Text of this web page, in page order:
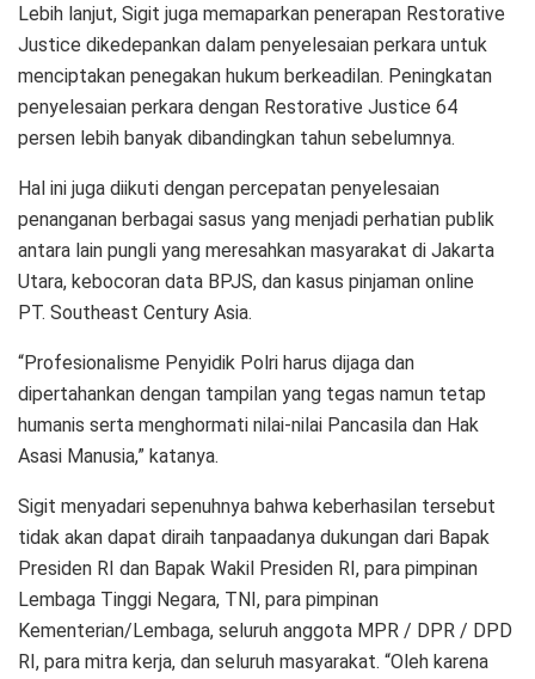
Lebih lanjut, Sigit juga memaparkan penerapan Restorative
Justice dikedepankan dalam penyelesaian perkara untuk
menciptakan penegakan hukum berkeadilan. Peningkatan
penyelesaian perkara dengan Restorative Justice 64
persen lebih banyak dibandingkan tahun sebelumnya.
Hal ini juga diikuti dengan percepatan penyelesaian
penanganan berbagai sasus yang menjadi perhatian publik
antara lain pungli yang meresahkan masyarakat di Jakarta
Utara, kebocoran data BPJS, dan kasus pinjaman online
PT. Southeast Century Asia.
“Profesionalisme Penyidik Polri harus dijaga dan
dipertahankan dengan tampilan yang tegas namun tetap
humanis serta menghormati nilai-nilai Pancasila dan Hak
Asasi Manusia,” katanya.
Sigit menyadari sepenuhnya bahwa keberhasilan tersebut
tidak akan dapat diraih tanpaadanya dukungan dari Bapak
Presiden RI dan Bapak Wakil Presiden RI, para pimpinan
Lembaga Tinggi Negara, TNI, para pimpinan
Kementerian/Lembaga, seluruh anggota MPR / DPR / DPD
RI, para mitra kerja, dan seluruh masyarakat. “Oleh karena